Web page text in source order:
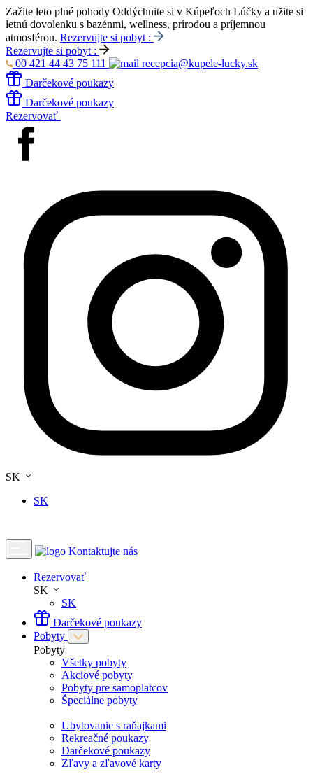
Zažite leto plné pohody Oddýchnite si v Kúpeľoch Lúčky a užite si
letnú dovolenku s bazénmi, wellness, prírodou a príjemnou
atmosférou. Rezervujte si pobyt :
Rezervujte si pobyt :
00 421 44 43 75 111
recepcia@kupele-lucky.sk
Darčekové poukazy
Darčekové poukazy
Rezervovať
SK
SK
Kontaktujte nás
Rezervovať
SK
SK
Darčekové poukazy
Pobyty
Pobyty
Všetky pobyty
Akciové pobyty
Pobyty pre samoplatcov
Špeciálne pobyty
Ubytovanie s raňajkami
Rekreačné poukazy
Darčekové poukazy
Zľavy a zľavové karty